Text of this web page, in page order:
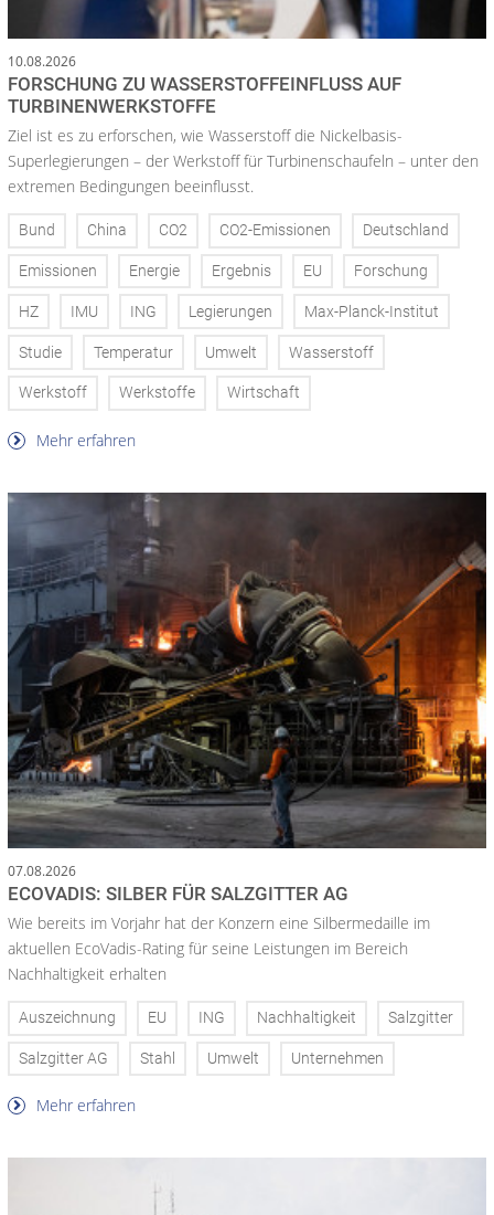
10.08.2026
FORSCHUNG ZU WASSERSTOFFEINFLUSS AUF
TURBINENWERKSTOFFE
Ziel ist es zu erforschen, wie Wasserstoff die Nickelbasis-
Superlegierungen – der Werkstoff für Turbinenschaufeln – unter den
extremen Bedingungen beeinflusst.
Bund China CO2 CO2-Emissionen Deutschland
Emissionen Energie Ergebnis EU Forschung
HZ IMU ING Legierungen Max-Planck-Institut
Studie Temperatur Umwelt Wasserstoff
Werkstoff Werkstoffe Wirtschaft
Mehr erfahren
07.08.2026
ECOVADIS: SILBER FÜR SALZGITTER AG
Wie bereits im Vorjahr hat der Konzern eine Silbermedaille im
aktuellen EcoVadis-Rating für seine Leistungen im Bereich
Nachhaltigkeit erhalten
Auszeichnung EU ING Nachhaltigkeit Salzgitter
Salzgitter AG Stahl Umwelt Unternehmen
Mehr erfahren